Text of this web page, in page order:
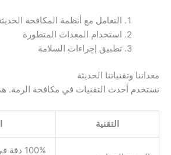
التعامل مع أنظمة المكافحة
استخدام المعدات المتطورة
تطبيق إجراءات السلامة
معداتنا وتقنياتنا الحديثة
نستخدم أحدث التقنيات في مكافحة الرمة.
التقنية
100%